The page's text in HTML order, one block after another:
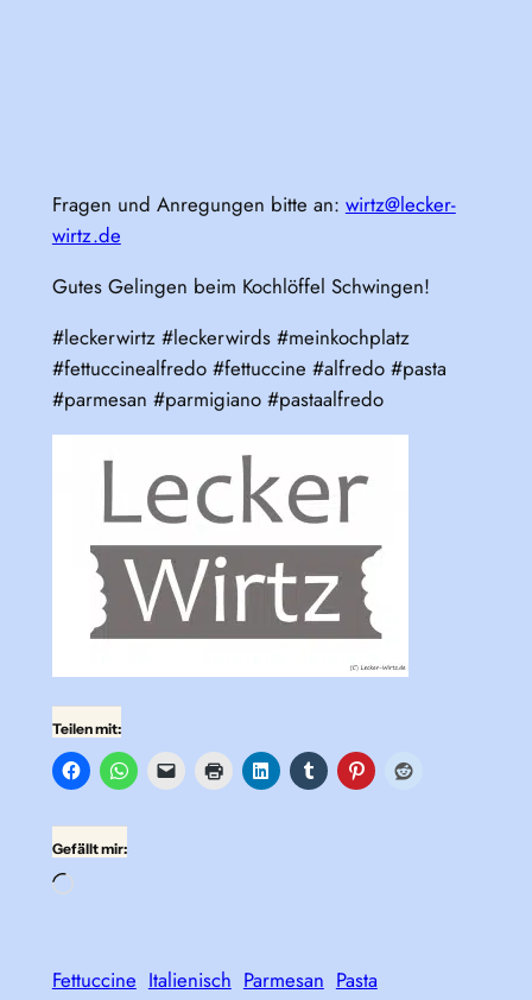
Fragen und Anregungen bitte an: wirtz@lecker-
wirtz.de
Gutes Gelingen beim Kochlöffel Schwingen!
#leckerwirtz #leckerwirds #meinkochplatz
#fettuccinealfredo #fettuccine #alfredo #pasta
#parmesan #parmigiano #pastaalfredo
Teilen mit:
Gefällt mir:
Wird
Fettuccine Italienisch Parmesan Pasta